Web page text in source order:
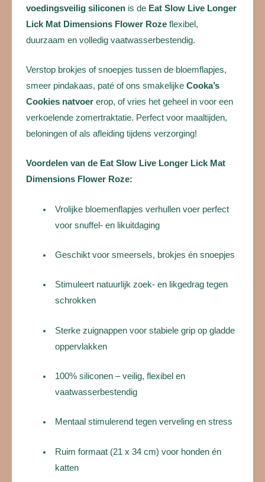
voedingsveilig siliconen is de Eat Slow Live Longer
Lick Mat Dimensions Flower Roze flexibel,
duurzaam en volledig vaatwasserbestendig.
Verstop brokjes of snoepjes tussen de bloemflapjes,
smeer pindakaas, paté of ons smakelijke Cooka’s
Cookies natvoer erop, of vries het geheel in voor een
verkoelende zomertraktatie. Perfect voor maaltijden,
beloningen of als afleiding tijdens verzorging!
Voordelen van de Eat Slow Live Longer Lick Mat
Dimensions Flower Roze:
Vrolijke bloemenflapjes verhullen voer perfect
voor snuffel- en likuitdaging
Geschikt voor smeersels, brokjes én snoepjes
Stimuleert natuurlijk zoek- en likgedrag tegen
schrokken
Sterke zuignappen voor stabiele grip op gladde
oppervlakken
100% siliconen – veilig, flexibel en
vaatwasserbestendig
Mentaal stimulerend tegen verveling en stress
Ruim formaat (21 x 34 cm) voor honden én
katten